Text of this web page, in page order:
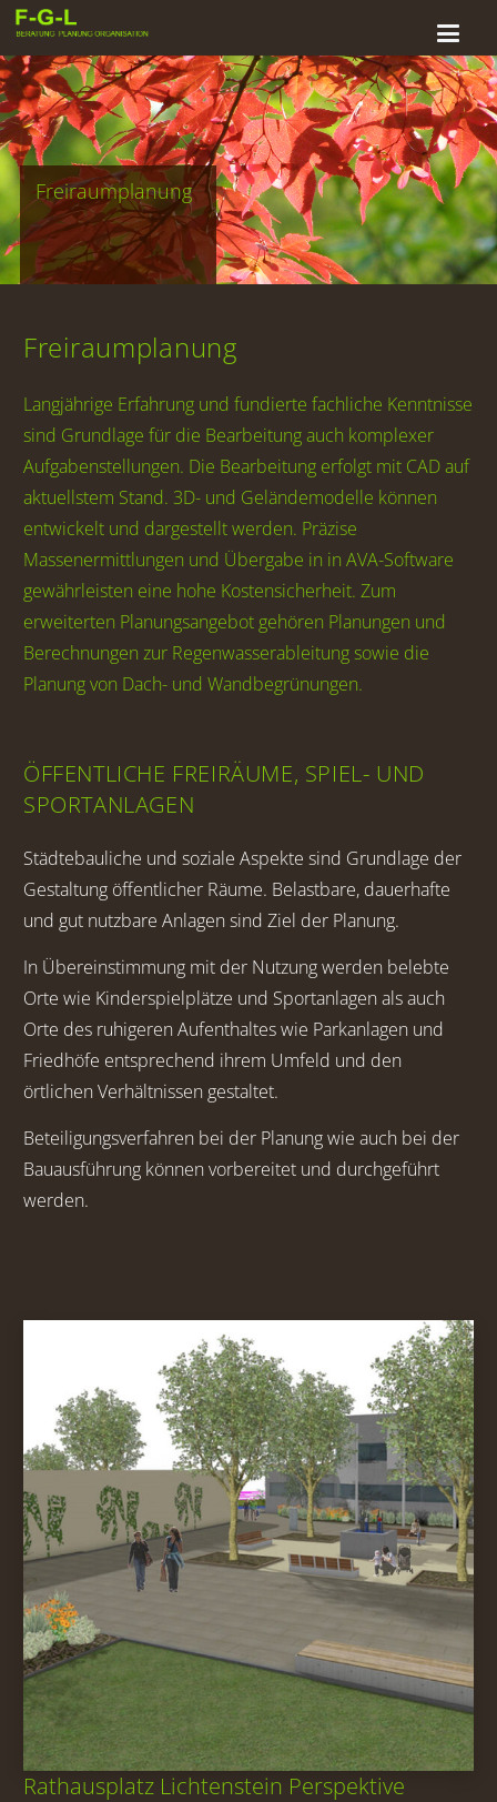
Freiraumplanung
Freiraumplanung
Langjährige Erfahrung und fundierte fachliche Kenntnisse
sind Grundlage für die Bearbeitung auch komplexer
Aufgabenstellungen. Die Bearbeitung erfolgt mit CAD auf
aktuellstem Stand. 3D- und Geländemodelle können
entwickelt und dargestellt werden. Präzise
Massenermittlungen und Übergabe in in AVA-Software
gewährleisten eine hohe Kostensicherheit. Zum
erweiterten Planungsangebot gehören Planungen und
Berechnungen zur Regenwasserableitung sowie die
Planung von Dach- und Wandbegrünungen.
ÖFFENTLICHE FREIRÄUME, SPIEL- UND
SPORTANLAGEN
Städtebauliche und soziale Aspekte sind Grundlage der
Gestaltung öffentlicher Räume. Belastbare, dauerhafte
und gut nutzbare Anlagen sind Ziel der Planung.
In Übereinstimmung mit der Nutzung werden belebte
Orte wie Kinderspielplätze und Sportanlagen als auch
Orte des ruhigeren Aufenthaltes wie Parkanlagen und
Friedhöfe entsprechend ihrem Umfeld und den
örtlichen Verhältnissen gestaltet.
Beteiligungsverfahren bei der Planung wie auch bei der
Bauausführung können vorbereitet und durchgeführt
werden.
Rathausplatz Lichtenstein Perspektive